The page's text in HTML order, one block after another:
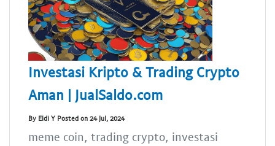
Investasi Kripto & Trading Crypto
Aman | JualSaldo.com
By Eldi Y Posted on 24 Jul, 2024
meme coin, trading crypto, investasi